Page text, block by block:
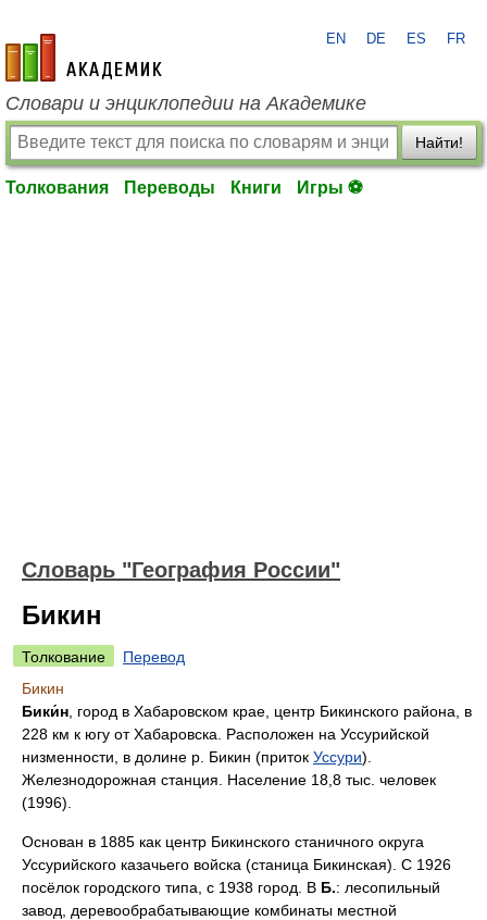
academic.ru
EN DE ES FR
Словари и энциклопедии на Академике
Найти!
Толкования Переводы Книги Игры ⚽
Словарь "География России"
Бикин
Толкование
Перевод
Бикин
Бики́н , город в Хабаровском крае, центр Бикинского района, в
228 км к югу от Хабаровска. Расположен на Уссурийской
низменности, в долине р. Бикин (приток Уссури).
Железнодорожная станция. Население 18,8 тыс. человек
(1996).
Основан в 1885 как центр Бикинского станичного округа
Уссурийского казачьего войска (станица Бикинская). С 1926
посёлок городского типа, с 1938 город. В Б.: лесопильный
завод, деревообрабатывающие комбинаты местной